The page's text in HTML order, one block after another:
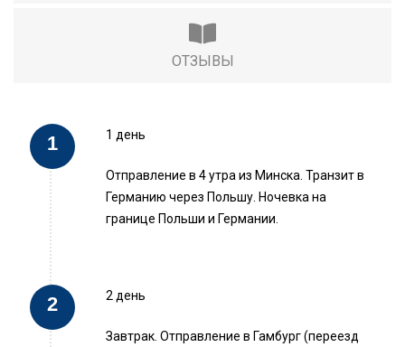
ОТЗЫВЫ
1 день
Отправление в 4 утра из Минска. Транзит в
Германию через Польшу. Ночевка на
границе Польши и Германии.
2 день
Завтрак. Отправление в Гамбург (переезд